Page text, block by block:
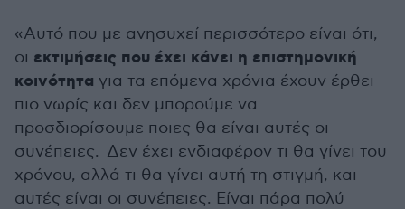
«Αυτό που με ανησυχεί περισσότερο είναι ότι,
οι εκτιμήσεις που έχει κάνει η επιστημονική
κοινότητα για τα επόμενα χρόνια έχουν έρθει
πιο νωρίς και δεν μπορούμε να
προσδιορίσουμε ποιες θα είναι αυτές οι
συνέπειες. Δεν έχει ενδιαφέρον τι θα γίνει του
χρόνου, αλλά τι θα γίνει αυτή τη στιγμή, και
αυτές είναι οι συνέπειες. Είναι πάρα πολύ